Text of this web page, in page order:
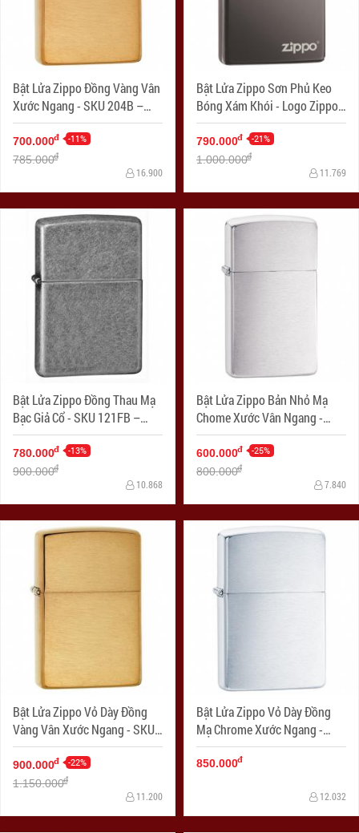
Bật Lửa Zippo Đồng Vàng Vân
Xước Ngang - SKU 204B –
Zippo Brushed Brass
700.000đ -11%
785.000đ
16.900
Bật Lửa Zippo Sơn Phủ Keo
Bóng Xám Khói - Logo Zippo
SKU 150ZL – Zippo Black Ice
with Zippo Logo
790.000đ -21%
1.000.000đ
11.769
Bật Lửa Zippo Đồng Thau Mạ
Bạc Giả Cổ - SKU 121FB –
Zippo Antique Silver Plate
780.000đ -13%
900.000đ
10.868
Bật Lửa Zippo Bản Nhỏ Mạ
Chome Xước Vân Ngang -
SKU 1600 – Zippo Slim
Brushed Chrome
600.000đ -25%
800.000đ
7.840
Bật Lửa Zippo Vỏ Dày Đồng
Vàng Vân Xước Ngang - SKU
168 – Zippo Armor Brushed
Brass
900.000đ -22%
1.150.000đ
11.200
Bật Lửa Zippo Vỏ Dày Đồng
Mạ Chrome Xước Ngang -
SKU 162 – Zippo Armor
Brushed Chrome
850.000đ
12.032